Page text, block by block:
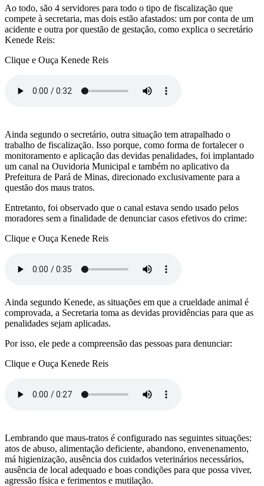
Ao todo, são 4 servidores para todo o tipo de fiscalização que
compete à secretaria, mas dois estão afastados: um por conta de um
acidente e outra por questão de gestação, como explica o secretário
Kenede Reis:
Clique e Ouça Kenede Reis
Ainda segundo o secretário, outra situação tem atrapalhado o
trabalho de fiscalização. Isso porque, como forma de fortalecer o
monitoramento e aplicação das devidas penalidades, foi implantado
um canal na Ouvidoria Municipal e também no aplicativo da
Prefeitura de Pará de Minas, direcionado exclusivamente para a
questão dos maus tratos.
Entretanto, foi observado que o canal estava sendo usado pelos
moradores sem a finalidade de denunciar casos efetivos do crime:
Clique e Ouça Kenede Reis
Ainda segundo Kenede, as situações em que a crueldade animal é
comprovada, a Secretaria toma as devidas providências para que as
penalidades sejam aplicadas.
Por isso, ele pede a compreensão das pessoas para denunciar:
Clique e Ouça Kenede Reis
Lembrando que maus-tratos é configurado nas seguintes situações:
atos de abuso, alimentação deficiente, abandono, envenenamento,
má higienização, ausência dos cuidados veterinários necessários,
ausência de local adequado e boas condições para que possa viver,
agressão física e ferimentos e mutilação.